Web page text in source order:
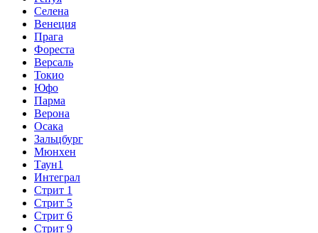
Селена
Венеция
Прага
Фореста
Версаль
Токио
Юфо
Парма
Верона
Осака
Зальцбург
Мюнхен
Таун1
Интеграл
Стрит 1
Стрит 5
Стрит 6
Стрит 9